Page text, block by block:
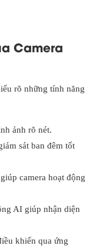
Camera
rõ những tính năng
ảnh rõ nét.
sát ban đêm tốt
camera hoạt động
AI giúp nhận diện
khiển qua ứng